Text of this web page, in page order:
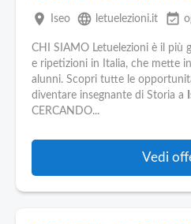
place Iseo language letuelezioni.it event_available
CHI SIAMO Letuelezioni è il più
e ripetizioni in Italia, che mette
alunni. Scopri tutte le
diventare insegnante di Storia a
CERCANDO...
Vedi